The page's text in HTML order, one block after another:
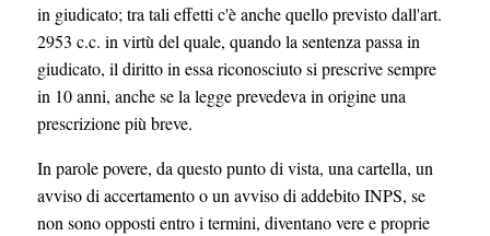
in giudicato; tra tali effetti c'è anche quello previsto dall'art.
2953 c.c. in virtù del quale, quando la sentenza passa in
giudicato, il diritto in essa riconosciuto si prescrive sempre
in 10 anni, anche se la legge prevedeva in origine una
prescrizione più breve.
In parole povere, da questo punto di vista, una cartella, un
avviso di accertamento o un avviso di addebito INPS, se
non sono opposti entro i termini, diventano vere e proprie